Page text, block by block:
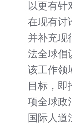
以更有针
在现有讨
并补充现
法全球倡
该工作领
目标，即
项全球政
国际人道